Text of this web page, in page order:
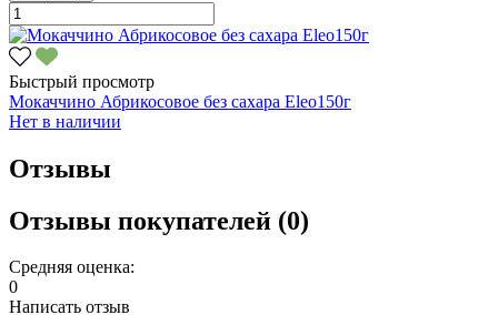
Быстрый просмотр
Мокаччино Абрикосовое без сахара Eleo150г
Нет в наличии
Отзывы
Отзывы покупателей (0)
Средняя оценка:
0
Написать отзыв